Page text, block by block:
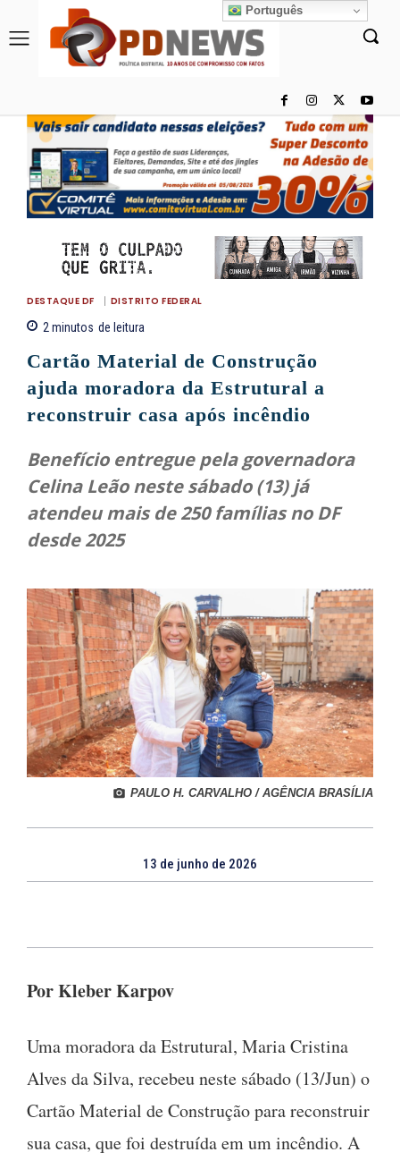
DESTAQUE DF DISTRITO FEDERAL
2minutos de leitura
Cartão Material de Construção
ajuda moradora da Estrutural a
reconstruir casa após incêndio
Benefício entregue pela governadora
Celina Leão neste sábado (13) já
atendeu mais de 250 famílias no DF
desde 2025
PAULO H. CARVALHO / AGÊNCIA BRASÍLIA
13 de junho de 2026
Por Kleber Karpov
Uma moradora da Estrutural, Maria Cristina
Alves da Silva, recebeu neste sábado (13/Jun) o
Cartão Material de Construção para reconstruir
sua casa, que foi destruída em um incêndio. A
Português